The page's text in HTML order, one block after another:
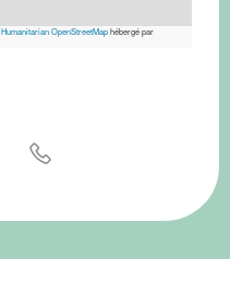
Humanitarian OpenStreetMaphébergé par